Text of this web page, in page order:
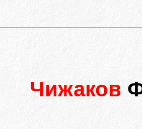
Чижаков